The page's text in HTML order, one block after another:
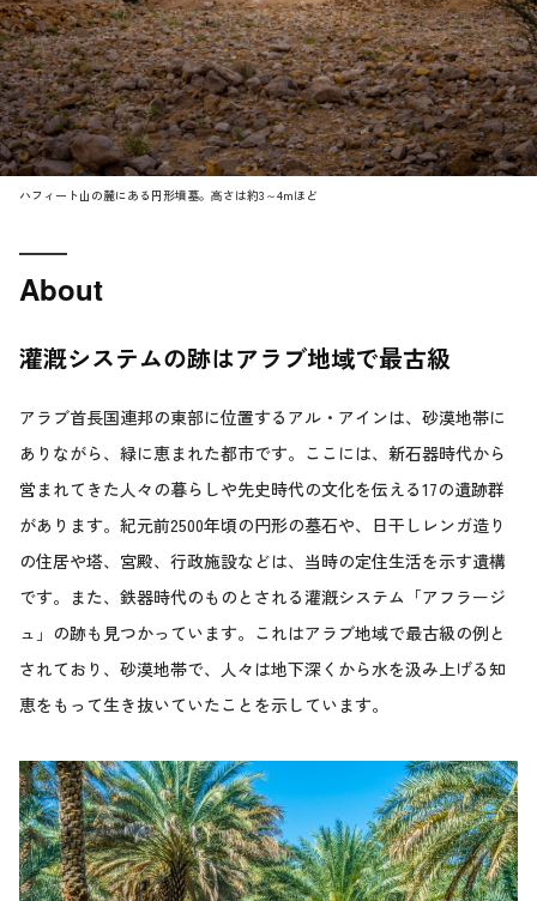
ハフィート山の麓にある円形墳墓。高さは約3～4mほど
About
灌漑システムの跡はアラブ地域で最古級
アラブ首長国連邦の東部に位置するアル・アインは、砂漠地帯に
ありながら、緑に恵まれた都市です。ここには、新石器時代から
営まれてきた人々の暮らしや先史時代の文化を伝える17の遺跡群
があります。紀元前2500年頃の円形の墓石や、日干しレンガ造り
の住居や塔、宮殿、行政施設などは、当時の定住生活を示す遺構
です。また、鉄器時代のものとされる灌漑システム「アフラージ
ュ」の跡も見つかっています。これはアラブ地域で最古級の例と
されており、砂漠地帯で、人々は地下深くから水を汲み上げる知
恵をもって生き抜いていたことを示しています。